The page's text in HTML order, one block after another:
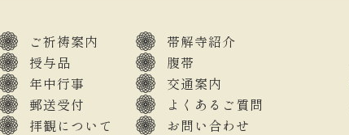
ご祈祷案内
帯解寺紹介
授与品
腹帯
年中行事
交通案内
郵送受付
よくあるご質問
拝観について
お問い合わせ